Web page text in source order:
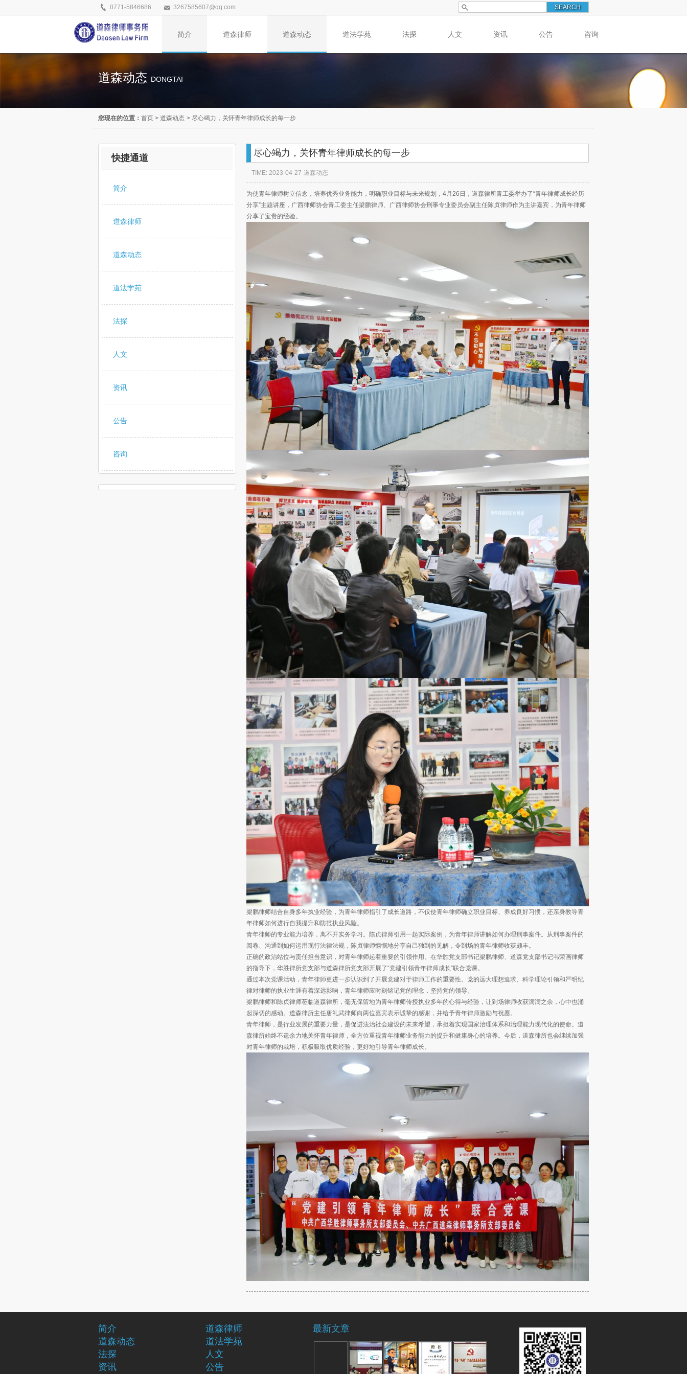
0771-5846686 3267585607@qq.com
简介 道森律师 道森动态 道法学苑 法探 人文 资讯 公告 咨询
道森动态 DONGTAI
您现在的位置： 首页 > 道森动态 > 尽心竭力，关怀青年律师成长的每一步
快捷通道
简介
道森律师
道森动态
道法学苑
法探
人文
资讯
公告
咨询
尽心竭力，关怀青年律师成长的每一步
TIME: 2023-04-27 道森动态
为使青年律师树立信念，培养优秀业务能力，明确职业目标与未来规划，4月26日，道森律所青工委举办了“青年律师成长经历
分享”主题讲座，广西律师协会青工委主任梁鹏律师、广西律师协会刑事专业委员会副主任陈贞律师作为主讲嘉宾，为青年律师
分享了宝贵的经验。
梁鹏律师结合自身多年执业经验，为青年律师指引了成长道路，不仅使青年律师确立职业目标、养成良好习惯，还亲身教导青
年律师如何进行自我提升和防范执业风险。
青年律师的专业能力培养，离不开实务学习。陈贞律师引用一起实际案例，为青年律师讲解如何办理刑事案件。从刑事案件的
阅卷、沟通到如何运用现行法律法规，陈贞律师慷慨地分享自己独到的见解，令到场的青年律师收获颇丰。
正确的政治站位与责任担当意识，对青年律师起着重要的引领作用。在华胜党支部书记梁鹏律师、道森党支部书记韦荣画律师
的指导下，华胜律所党支部与道森律所党支部开展了“党建引领青年律师成长”联合党课。
通过本次党课活动，青年律师更进一步认识到了开展党建对于律师工作的重要性。党的远大理想追求、科学理论引领和严明纪
律对律师的执业生涯有着深远影响，青年律师应时刻铭记党的理念，坚持党的领导。
梁鹏律师和陈贞律师莅临道森律所，毫无保留地为青年律师传授执业多年的心得与经验，让到场律师收获满满之余，心中也涌
起深切的感动。道森律所主任唐礼武律师向两位嘉宾表示诚挚的感谢，并给予青年律师激励与祝愿。
青年律师，是行业发展的重要力量，是促进法治社会建设的未来希望，承担着实现国家治理体系和治理能力现代化的使命。道
森律所始终不遗余力地关怀青年律师，全方位重视青年律师业务能力的提升和健康身心的培养。今后，道森律所也会继续加强
对青年律师的栽培，积极吸取优质经验，更好地引导青年律师成长。
简介
道森律师
道森动态
道法学苑
法探
人文
资讯
公告
最新文章